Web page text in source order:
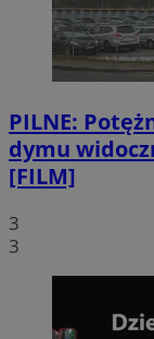
PILNE:
dymu
[FILM]
3
3